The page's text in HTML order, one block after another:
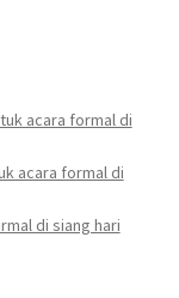
acara formal di
acara formal di
di siang hari